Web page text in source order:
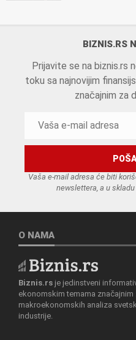
BIZNIS.RS
Prijavite se na biznis.rs
toku sa najnovijim
značajnim za
Vaša e-mail adresa će biti
newslettera, a u skladu
O NAMA
Biznis.rs je jedinstveni
ekonomskim temama
makroekonomskih analiza
industrije.